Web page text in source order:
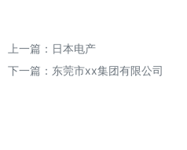
上一篇： 日本电产
下一篇： 东莞市xx集团有限公司